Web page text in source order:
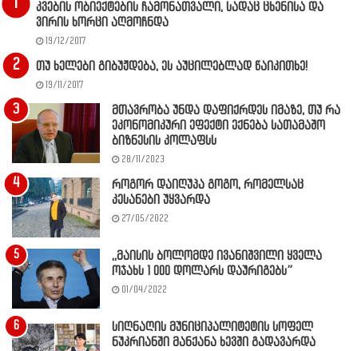
კვების ობიექტების ჩამონათვალი, სადაც ცხენისა და
ვირის ხორცი აღმოჩნდა
19/12/2017
თუ ხელები გიბუჟდება, ეს აუცილებლად წაიკითხე!
19/11/2017
მთავრობა უნდა დაფიქრდეს იმაზე, თუ რა
ეკონომიკური ეფექტი ექნება სათამაშო
ბიზნესის კოლაფსს
28/11/2023
როგორ დაიღუპა გოგო, რომელსაც
კესანები უყვარდა
27/05/2022
,,მაისის ბოლომდე ივანიშვილი ყველა
ოჯახს 1 000 დოლარს დაურიგებს”
01/04/2022
სიღნაღის მუნიციპალიტეტის სოფელ
ნუკრიანში მანქანა ხევში გადავარდა